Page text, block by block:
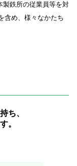
製鉄所の従業員等を対
含め、様々なかたち
ち、
。